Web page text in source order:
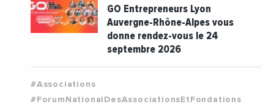
GO Entrepreneurs Lyon
Auvergne-Rhône-Alpes vous
donne rendez-vous le 24
septembre 2026
#Associations
#ForumNationalDesAssociationsEtFondations